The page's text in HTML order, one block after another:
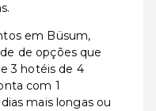
em Büsum,
de opções que
3 hotéis de 4
com 1
mais longas ou